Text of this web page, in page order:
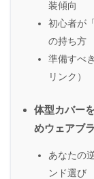
装傾向
初心者が
の持ち方
準備すべ
リンク）
体型カバー
めウェアブ
あなたの
ンド選び